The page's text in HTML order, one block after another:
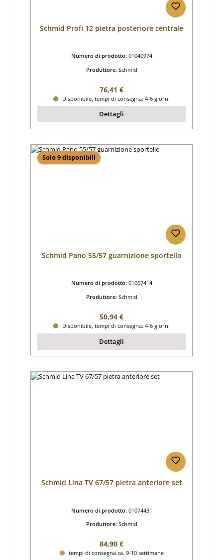
Schmid Profi 12 pietra posteriore centrale
Numero di prodotto: 01040974
Produttore: Schmid
Prezzo normale:
76,41 €
Disponibile, tempi di consegna: 4-6 giorni
Dettagli
Solo 9 disponibili
Schmid Pano 55/57 guarnizione sportello
Numero di prodotto: 01057414
Produttore: Schmid
Prezzo normale:
50,94 €
Disponibile, tempi di consegna: 4-6 giorni
Dettagli
Schmid Lina TV 67/57 pietra anteriore set
Numero di prodotto: 01074431
Produttore: Schmid
Prezzo normale:
84,90 €
tempi di consegna ca. 9-10 settimane